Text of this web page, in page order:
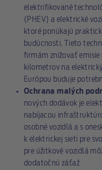
elektrifikované
(PHEV) a elektrické
ktoré ponúkajú
budúcnosti. Tieto
firmám znižovať emisie
kilometrov na
Európou buduje
Ochrana malých
nových dodávok je
nabíjacou
osobné vozidlá a s
k elektrickej sieti pre
pre úžitkové vozidlá
dodatočnú záťaž